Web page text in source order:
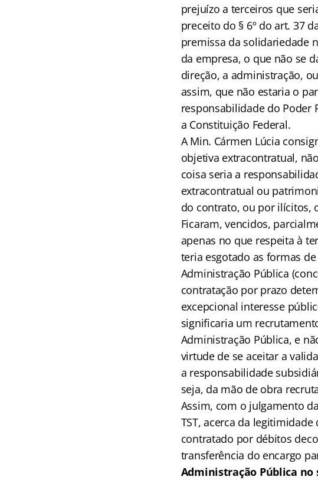
prejuízo a terceiros que
preceito do § 6º do art. 37
premissa da solidariedade
da empresa, o que não se
direção, a administração,
assim, que não estaria o
responsabilidade do
a Constituição Federal.
A Min. Cármen Lúcia
objetiva extracontratual,
coisa seria a
extracontratual ou
do contrato, ou por ilícitos,
Ficaram, vencidos,
apenas no que respeita à
teria esgotado as formas
Administração Pública
contratação por prazo
excepcional interesse
significaria um
Administração Pública, e
virtude de se aceitar a
a responsabilidade
seja, da mão de obra
Assim, com o julgamento
TST, acerca da legitimidade
contratado por débitos
transferência do encargo
Administração Pública